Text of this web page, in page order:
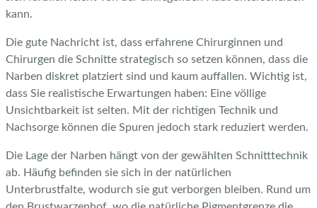
kann.
Die gute Nachricht ist, dass erfahrene Chirurginnen und
Chirurgen die Schnitte strategisch so setzen können, dass die
Narben diskret platziert sind und kaum auffallen. Wichtig ist,
dass Sie realistische Erwartungen haben: Eine völlige
Unsichtbarkeit ist selten. Mit der richtigen Technik und
Nachsorge können die Spuren jedoch stark reduziert werden.
Die Lage der Narben hängt von der gewählten Schnitttechnik
ab. Häufig befinden sie sich in der natürlichen
Unterbrustfalte, wodurch sie gut verborgen bleiben. Rund um